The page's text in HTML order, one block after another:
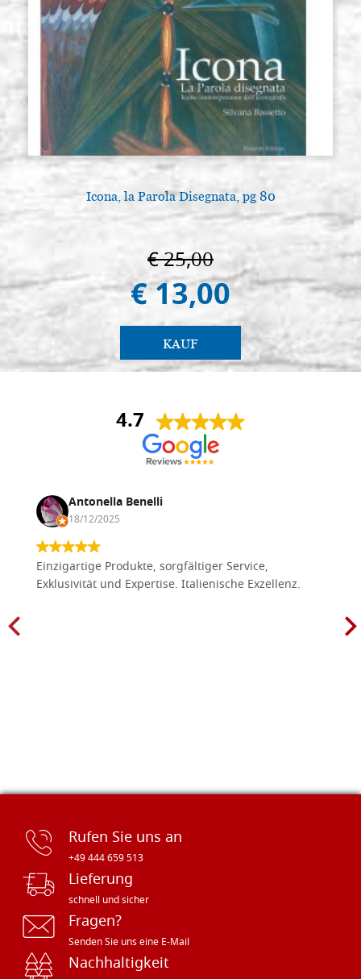
Icona, la Parola Disegnata, pg 80
€ 25,00
€ 13,00
KAUF
4.7
Antonella Benelli
18/12/2025
Einzigartige Produkte, sorgfältiger Service,
Exklusivität und Expertise. Italienische Exzellenz.
Rufen Sie uns an
+49 444 659 513
Lieferung
schnell und sicher
Fragen?
Senden Sie uns eine E-Mail
Nachhaltigkeit